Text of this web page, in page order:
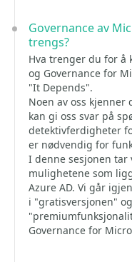
Governance av
trengs?
Hva trenger du for å
og Governance for
"It Depends".
Noen av oss kjenner
kan gi oss svar på
detektivferdigheter
er nødvendig for
I denne sesjonen tar
mulighetene som
Azure AD. Vi går
i "gratisversjonen"
Governance for